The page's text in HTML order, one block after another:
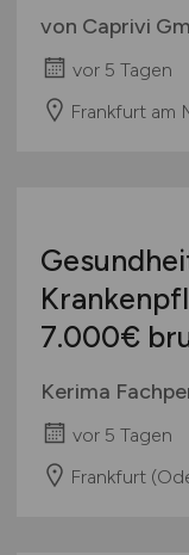
von Caprivi
vor 5 Tagen
Frankfurt am
7.000€
Kerima
vor 5 Tagen
Frankfurt